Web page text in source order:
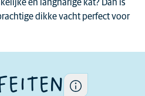
en langharige kat? Dan is
dikke vacht perfect voor
verschillen per kat want elke
is uniek.
kunt
over het
en socialer